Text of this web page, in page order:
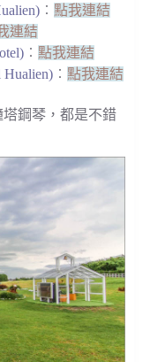
︰ 點我連結
連結
︰ 點我連結
Hualien) ︰ 點我連結
鋼琴，都是不錯